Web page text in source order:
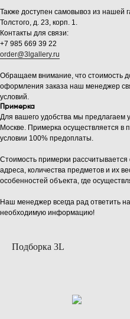
Также доступен самовывоз из нашей
Толстого, д. 23, корп. 1.
Контакты для связи:
+7 985 669 39 22
order@3lgallery.ru
Обращаем внимание, что стоимость
оформления заказа наш менеджер
условий.
Примерка
Для вашего удобства мы предлагаем
Москве. Примерка осуществляется в
условии 100% предоплаты.
Стоимость примерки
адреса, количества предметов и их
особенностей объекта, где
Наш менеджер всегда рад ответить
необходимую информацию!
Подборка 3L